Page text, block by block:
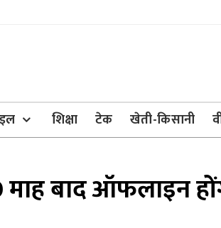
शिक्षा टेक खेती-किसानी
बाद ऑफलाइन